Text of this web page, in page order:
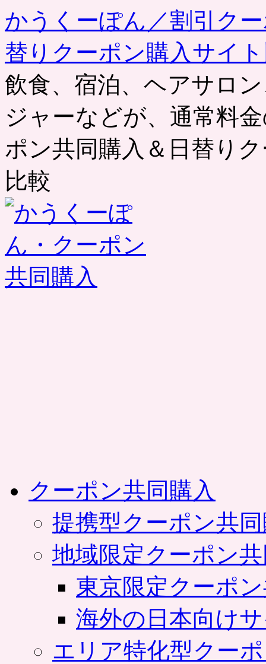
かうくーぽん／割引ク
替りクーポン購入サイ
飲食、宿泊、ヘアサロ
ジャーなどが、通常料
ポン共同購入＆日替り
比較
クーポン共同購入
提携型クーポン共
地域限定クーポン
東京限定クーポ
海外の日本向け
エリア特化型クー